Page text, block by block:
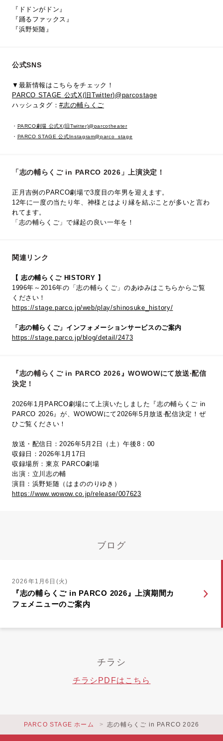
『ドドンがドン』
『踊るファックス』
『浜野矩随』
公式SNS
▼最新情報はこちらをチェック！
PARCO STAGE 公式X(旧Twitter)@parcostage
ハッシュタグ：#志の輔らくご
・ PARCO劇場 公式X(旧Twitter)@parcotheater
・ PARCO STAGE 公式Instagram@parco_stage
「志の輔らくご in PARCO 2026」上演決定！
正月吉例のPARCO劇場で3度目の年男を迎えます。
12年に一度の当たり年、神様とはより縁を結ぶことが多いと言わ
れてます。
「志の輔らくご」で縁起の良い一年を！
関連リンク
【 志の輔らくご HISTORY 】
1996年～2016年の「志の輔らくご」のあゆみはこちらからご覧
ください！
https://stage.parco.jp/web/play/shinosuke_history/
「志の輔らくご」インフォメーションサービスのご案内
https://stage.parco.jp/blog/detail/2473
『志の輔らくご in PARCO 2026』WOWOWにて放送‧配信
決定！
2026年1月PARCO劇場にて上演いたしました『志の輔らくご in
PARCO 2026』が、WOWOWにて2026年5⽉放送‧配信決定！ぜ
ひご覧ください！
放送・配信日：2026年5月2日（土）午後8：00
収録日：2026年1月17日
収録場所：東京 PARCO劇場
出演：立川志の輔
演目：浜野矩随（はまののりゆき）
https://www.wowow.co.jp/release/007623
ブログ
2026年1月6日(火)
『志の輔らくご in PARCO 2026』上演期間カ
フェメニューのご案内
チラシ
チラシPDFはこちら
PARCO STAGE ホーム 志の輔らくご in PARCO 2026